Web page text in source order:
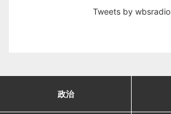
Tweets by wbsradio
政治